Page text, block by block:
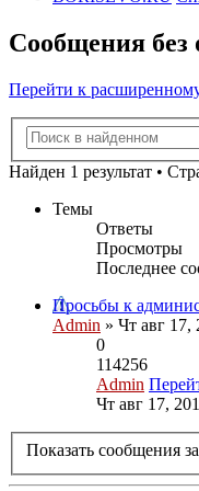
Сообщения без
Перейти к
Найден 1 результат •
Темы
Ответы
Просмотры
Последнее
Просьбы к
Admin » Чт авг 17,
0
114256
Admin
Чт авг 17,
Показать сообщения за